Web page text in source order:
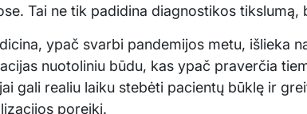
Tai ne tik padidina diagnostikos
ypač svarbi pandemijos metu, išlieka
nuotoliniu būdu, kas ypač praverčia
gali realiu laiku stebėti pacientų būklę ir
poreikį.